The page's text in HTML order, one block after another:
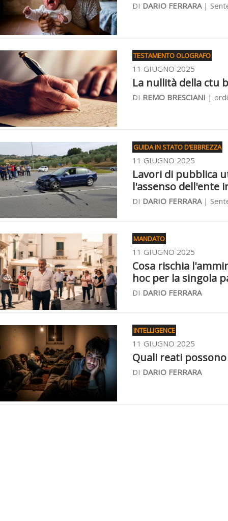
DI DARIO FERRARA|
TESTAMENTO OLOGRAFO
11 GIUGNO 2025
La nullità della ctu
DI REMO BRESCIANI |
GUIDA IN STATO D’EBBREZZA
11 GIUGNO 2025
Lavori di pubblica
l'assenso dell'ente
DI DARIO FERRARA|
MANDATO
11 GIUGNO 2025
Cosa rischia
hoc per la singola
DI DARIO FERRARA
INTELLIGENCE
11 GIUGNO 2025
Quali reati
DI DARIO FERRARA